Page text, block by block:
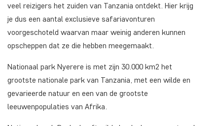
veel reizigers het zuiden van Tanzania ontdekt. Hier krijg
je dus een aantal exclusieve safariavonturen
voorgeschoteld waarvan maar weinig anderen kunnen
opscheppen dat ze die hebben meegemaakt.
Nationaal park Nyerere is met zijn 30.000 km2 het
grootste nationale park van Tanzania, met een wilde en
gevarieerde natuur en een van de grootste
leeuwenpopulaties van Afrika.